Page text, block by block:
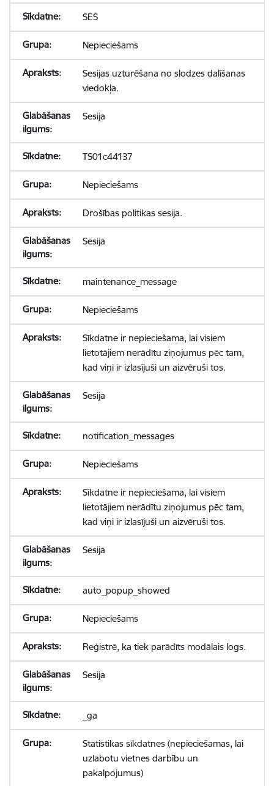
SES
Nepieciešams
Sesijas uzturēšana no slodzes dalīšanas
viedokļa.
Sesija
TS01c44137
Nepieciešams
Drošības politikas sesija.
Sesija
maintenance_message
Nepieciešams
Sīkdatne ir nepieciešama, lai visiem
lietotājiem nerādītu ziņojumus pēc tam,
kad viņi ir izlasījuši un aizvēruši tos.
Sesija
notification_messages
Nepieciešams
Sīkdatne ir nepieciešama, lai visiem
lietotājiem nerādītu ziņojumus pēc tam,
kad viņi ir izlasījuši un aizvēruši tos.
Sesija
auto_popup_showed
Nepieciešams
Reģistrē, ka tiek parādīts modālais logs.
Sesija
_ga
Statistikas sīkdatnes (nepieciešamas, lai
uzlabotu vietnes darbību un
pakalpojumus)